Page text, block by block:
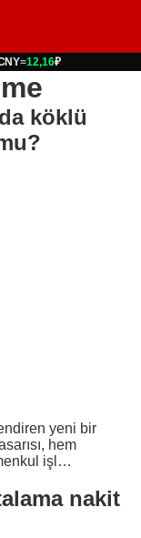
=12,16₽
köklü
yeni bir
hem
işl…
nakit